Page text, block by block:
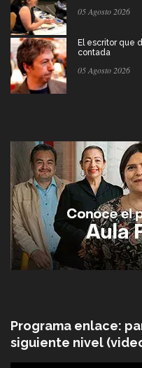
05 Agosto 2026
El escritor que
contada
05 Agosto 2026
Programa enlace:
siguiente nivel